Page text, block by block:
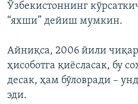
Ўзбекистоннинг
“яхши” дейиш мумкин.
Айниқса, 2006 йили
ҳисоботга қиёсласак, бу
десак, ҳам бўловради –
эди.